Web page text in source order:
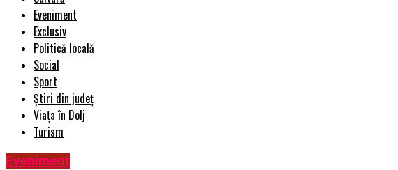
Eveniment
Exclusiv
Politică locală
Social
Sport
Știri din județ
Viața în Dolj
Turism
Eveniment